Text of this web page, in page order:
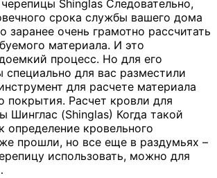
Shinglas Следовательно,
срока службы вашего дома
очень грамотно рассчитать
материала. И это
процесс. Но для его
специально для вас разместили
для расчете материала
покрытия. Расчет кровли для
Шинглас (Shinglas) Когда такой
определение кровельного
прошли, но все еще в раздумьях –
использовать, можно для